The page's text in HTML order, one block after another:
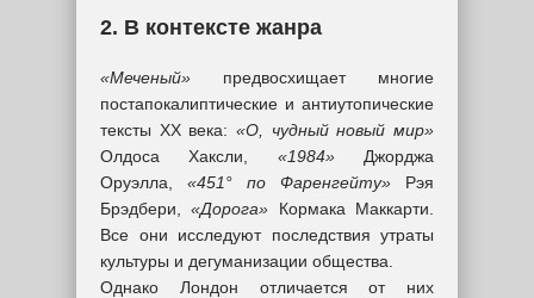
2. В контексте жанра
«Меченый» предвосхищает многие
постапокалиптические и антиутопические
тексты XX века: «О, чудный новый мир»
Олдоса Хаксли, «1984»Джорджа
Оруэлла, «451° по Фаренгейту» Рэя
Брэдбери,«Дорога» Кормака Маккарти.
Все они исследуют последствия утраты
культуры и дегуманизации общества.
Однако Лондон отличается от них